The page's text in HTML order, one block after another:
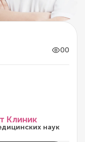
00
Клиник
наук